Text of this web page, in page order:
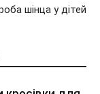
шінца у дітей